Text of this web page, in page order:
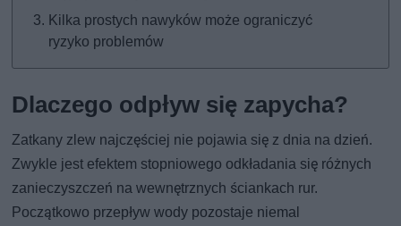
Kilka prostych nawyków może ograniczyć
ryzyko problemów
Dlaczego odpływ się zapycha?
Zatkany zlew najczęściej nie pojawia się z dnia na dzień.
Zwykle jest efektem stopniowego odkładania się różnych
zanieczyszczeń na wewnętrznych ściankach rur.
Początkowo przepływ wody pozostaje niemal